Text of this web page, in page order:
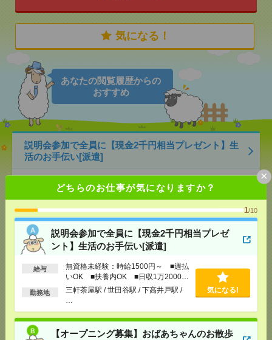
どちらのお仕事が気になりますか？
1/10
説明会参加で全員に【現金2千円相当プレゼ
ント】生活のお手伝い[派遣]
給与
無資格未経験：時給1500円～ ■週払
いOK ■扶養内OK ■日収1万2000円
以上
勤務地
三軒茶屋駅 / 世田谷駅 / 下高井戸駅 /
気になる!
【オープニング募集】おばあちゃんのお散歩
×
気になる！
あなたの閲覧履歴からの
おすすめ
説明会参加で全員に【現金2千円相当プレゼント】生
活のお手伝い[派遣]
OK ■扶養内OK ■日収1万2000円以上
[交通費]交通費全額支給
[勤務地]三軒茶屋駅/世田谷駅/下高井戸駅/…
【オープニング募集】おばあちゃんのお散歩付き添
いも仕事の1つ[派遣]
無資格未経験：時給1500円～ ■週払い
OK ■扶養内OK ■日収1万2000円以上
交通費全額支給
[勤務地]巣鴨駅/目白駅/北池袋駅/…